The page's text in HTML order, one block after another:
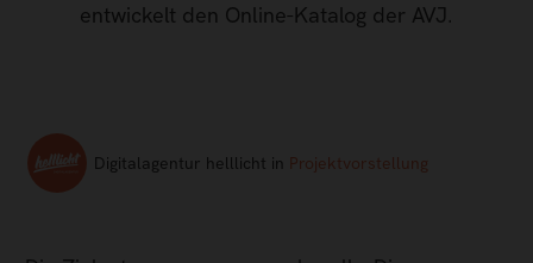
entwickelt den Online-Katalog der AVJ.
Digitalagentur helllicht in Projektvorstellung